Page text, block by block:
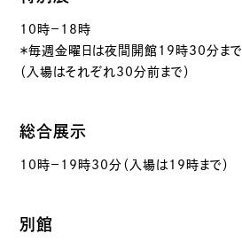
10時－18時
＊毎週金曜日は夜間開館19時30分まで
（入場はそれぞれ30分前まで）
総合展示
10時－19時30分（入場は19時まで）
別館